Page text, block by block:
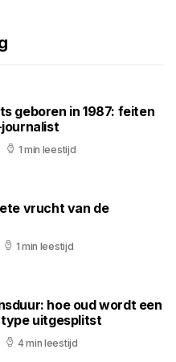
geboren in 1987: feiten
journalist
1 min leestijd
vrucht van de
1 min leestijd
hoe oud wordt een
uitgesplitst
4 min leestijd